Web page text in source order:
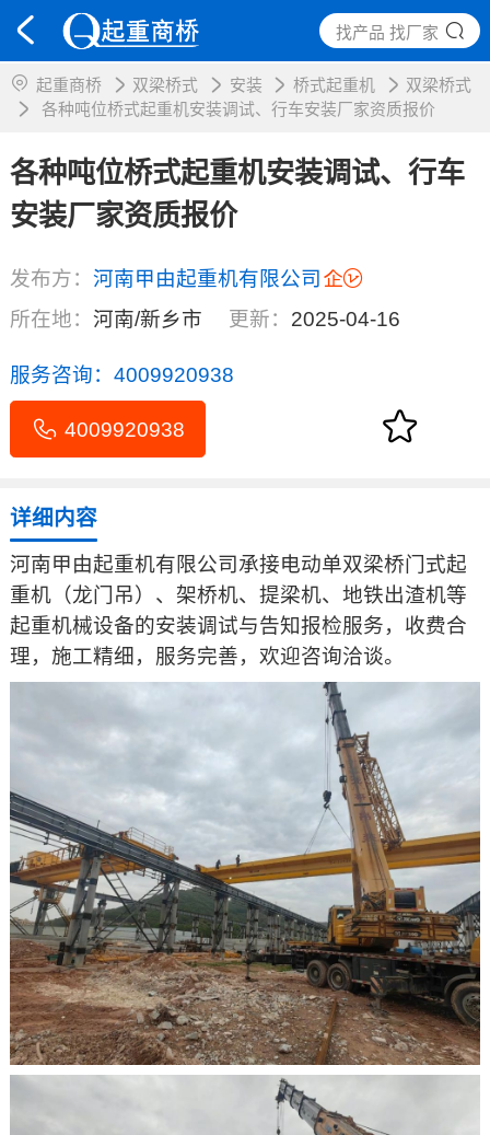
找产品 找厂家
起重商桥 双梁桥式 安装 桥式起重机
双梁桥式
各种吨位桥式起重机安装调试、行车安装厂家资质报价
各种吨位桥式起重机安装调试、行车
安装厂家资质报价
发布方：河南甲由起重机有限公司
所在地：河南/新乡市 更新： 2025-04-16
服务咨询：4009920938
4009920938
详细内容
河南甲由起重机有限公司承接电动单双梁桥门式起
重机（龙门吊）、架桥机、提梁机、地铁出渣机等
起重机械设备的安装调试与告知报检服务，收费合
理，施工精细，服务完善，欢迎咨询洽谈。